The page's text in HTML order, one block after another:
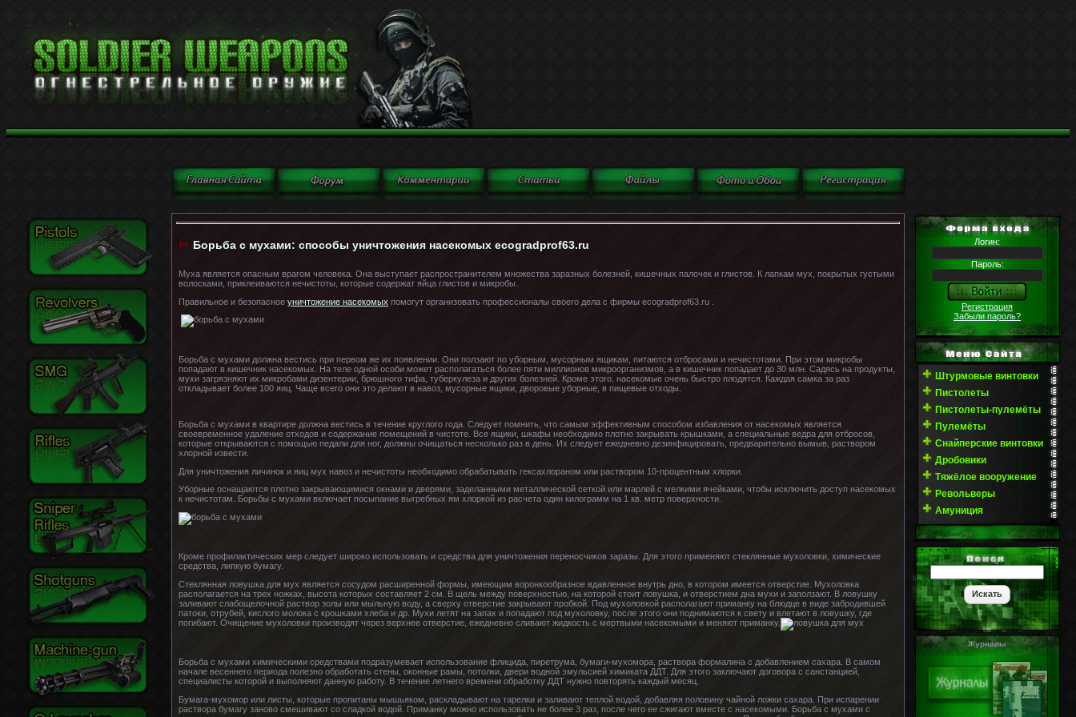
Борьба с мухами: способы уничтожения насекомых ecogradprof63.ru
Муха является опасным врагом человека. Она выступает распространителем множества заразных болезней, кишечных палочек и глистов. К лапкам мух, покрытых густыми
волосками, приклеиваются нечистоты, которые содержат яйца глистов и микробы.
Правильное и безопасное уничтожение насекомых помогут организовать профессионалы своего дела с фирмы ecogradprof63.ru .
Борьба с мухами должна вестись при первом же их появлении. Они ползают по уборным, мусорным ящикам, питаются отбросами и нечистотами. При этом микробы
попадают в кишечник насекомых. На теле одной особи может располагаться более пяти миллионов микроорганизмов, а в кишечник попадает до 30 млн. Садясь на продукты,
мухи загрязняют их микробами дизентерии, брюшного тифа, туберкулеза и других болезней. Кроме этого, насекомые очень быстро плодятся. Каждая самка за раз
откладывает более 100 яиц. Чаще всего они это делают в навоз, мусорные ящики, дворовые уборные, в пищевые отходы.
Борьба с мухами в квартире должна вестись в течение круглого года. Следует помнить, что самым эффективным способом избавления от насекомых является
своевременное удаление отходов и содержание помещений в чистоте. Все ящики, шкафы необходимо плотно закрывать крышками, а специальные ведра для отбросов,
которые открываются с помощью педали для ног, должны очищаться несколько раз в день. Их следует ежедневно дезинфицировать, предварительно вымыв, раствором
хлорной извести.
Для уничтожения личинок и яиц мух навоз и нечистоты необходимо обрабатывать гексахлораном или раствором 10-процентным хлорки.
Уборные оснащаются плотно закрывающимися окнами и дверями, заделанными металлической сеткой или марлей с мелкими ячейками, чтобы исключить доступ насекомых
к нечистотам. Борьбы с мухами включает посыпание выгребных ям хлоркой из расчета один килограмм на 1 кв. метр поверхности.
Кроме профилактических мер следует широко использовать и средства для уничтожения переносчиков заразы. Для этого применяют стеклянные мухоловки, химические
средства, липкую бумагу.
Стеклянная ловушка для мух является сосудом расширенной формы, имеющим воронкообразное вдавленное внутрь дно, в котором имеется отверстие. Мухоловка
располагается на трех ножках, высота которых составляет 2 см. В щель между поверхностью, на которой стоит ловушка, и отверстием дна мухи и заползают. В ловушку
заливают слабощелочной раствор золы или мыльную воду, а сверху отверстие закрывают пробкой. Под мухоловкой располагают приманку на блюдце в виде забродившей
патоки, отрубей, кислого молока с крошками хлеба и др. Мухи летят на запах и попадают под мухоловку, после этого они поднимаются к свету и влетают в ловушку, где
погибают. Очищение мухоловки производят через верхнее отверстие, ежедневно сливают жидкость с мертвыми насекомыми и меняют приманку.
Борьба с мухами химическими средствами подразумевает использование флицида, пиретрума, бумаги-мухомора, раствора формалина с добавлением сахара. В самом
начале весеннего периода полезно обработать стены, оконные рамы, потолки, двери водной эмульсией химиката ДДТ. Для этого заключают договора с санстанцией,
специалисты которой и выполняют данную работу. В течение летнего времени обработку ДДТ нужно повторять каждый месяц.
Бумага-мухомор или листы, которые пропитаны мышьяком, раскладывают на тарелки и заливают теплой водой, добавляя половину чайной ложки сахара. При испарении
раствора бумагу заново смешивают со сладкой водой. Приманку можно использовать не более 3 раз, после чего ее сжигают вместе с насекомыми. Борьба с мухами с
Логин:
Пароль:
Регистрация
Забыли пароль?
Штурмовые винтовки
Пистолеты
Пистолеты-пулемёты
Пулемёты
Снайперские винтовки
Дробовики
Тяжёлое вооружение
Револьверы
Амуниция
Журналы